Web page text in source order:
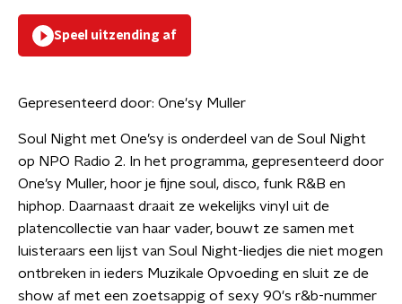
Speel uitzending af
Gepresenteerd door: One'sy Muller
Soul Night met One’sy is onderdeel van de Soul Night
op NPO Radio 2. In het programma, gepresenteerd door
One’sy Muller, hoor je fijne soul, disco, funk R&B en
hiphop. Daarnaast draait ze wekelijks vinyl uit de
platencollectie van haar vader, bouwt ze samen met
luisteraars een lijst van Soul Night-liedjes die niet mogen
ontbreken in ieders Muzikale Opvoeding en sluit ze de
show af met een zoetsappig of sexy 90's r&b-nummer